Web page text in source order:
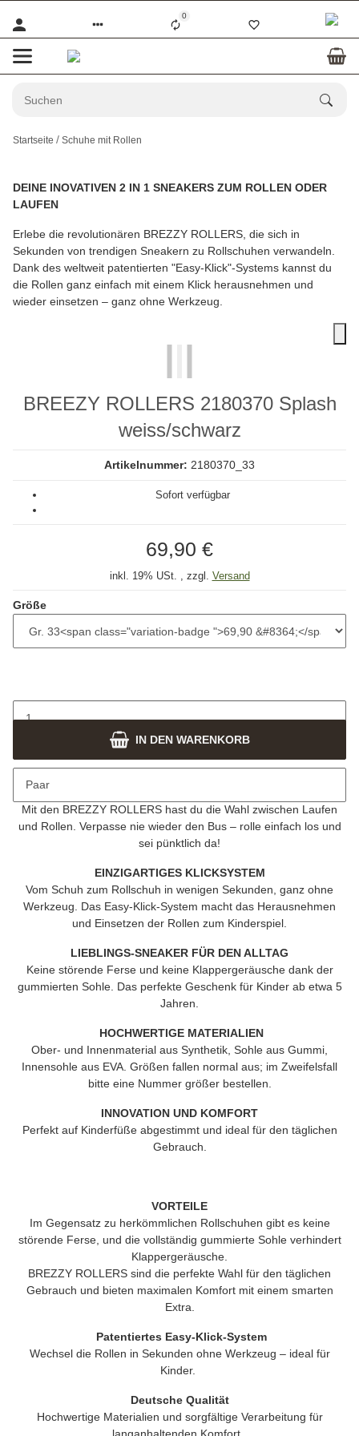
0
Startseite Schuhe mit Rollen
DEINE INOVATIVEN 2 IN 1 SNEAKERS ZUM ROLLEN ODER
LAUFEN
Erlebe die revolutionären BREZZY ROLLERS, die sich in
Sekunden von trendigen Sneakern zu Rollschuhen verwandeln.
Dank des weltweit patentierten "Easy-Klick"-Systems kannst du
die Rollen ganz einfach mit einem Klick herausnehmen und
wieder einsetzen – ganz ohne Werkzeug.
BREEZY ROLLERS 2180370 Splash
weiss/schwarz
Artikelnummer: 2180370_33
Sofort verfügbar
69,90 €
inkl. 19% USt. , zzgl. Versand
Größe
Paar
IN DEN WARENKORB
Mit den BREZZY ROLLERS hast du die Wahl zwischen Laufen
und Rollen. Verpasse nie wieder den Bus – rolle einfach los und
sei pünktlich da!
EINZIGARTIGES KLICKSYSTEM
Vom Schuh zum Rollschuh in wenigen Sekunden, ganz ohne
Werkzeug. Das Easy-Klick-System macht das Herausnehmen
und Einsetzen der Rollen zum Kinderspiel.
LIEBLINGS-SNEAKER FÜR DEN ALLTAG
Keine störende Ferse und keine Klappergeräusche dank der
gummierten Sohle. Das perfekte Geschenk für Kinder ab etwa 5
Jahren.
HOCHWERTIGE MATERIALIEN
Ober- und Innenmaterial aus Synthetik, Sohle aus Gummi,
Innensohle aus EVA. Größen fallen normal aus; im Zweifelsfall
bitte eine Nummer größer bestellen.
INNOVATION UND KOMFORT
Perfekt auf Kinderfüße abgestimmt und ideal für den täglichen
Gebrauch.
VORTEILE
Im Gegensatz zu herkömmlichen Rollschuhen gibt es keine
störende Ferse, und die vollständig gummierte Sohle verhindert
Klappergeräusche.
BREZZY ROLLERS sind die perfekte Wahl für den täglichen
Gebrauch und bieten maximalen Komfort mit einem smarten
Extra.
Patentiertes Easy-Klick-System
Wechsel die Rollen in Sekunden ohne Werkzeug – ideal für
Kinder.
Deutsche Qualität
Hochwertige Materialien und sorgfältige Verarbeitung für